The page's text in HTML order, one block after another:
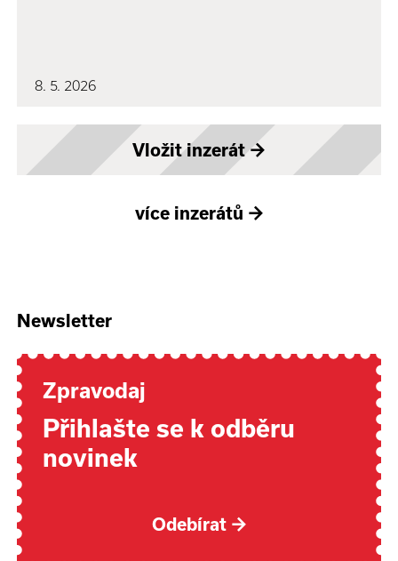
8. 5. 2026
Vložit inzerát→
více inzerátů →
Newsletter
Zpravodaj
Přihlašte se k odběru
novinek
Odebírat →